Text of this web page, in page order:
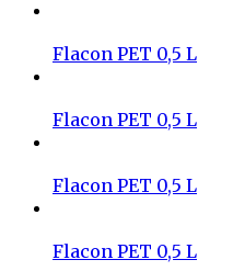
Flacon PET 0,5 L
Flacon PET 0,5 L
Flacon PET 0,5 L
Flacon PET 0,5 L